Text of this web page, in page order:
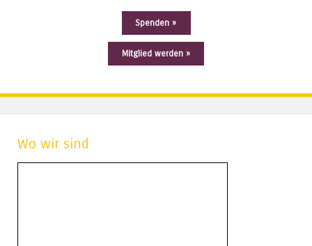
Spenden »
Mitglied werden »
Wo wir sind